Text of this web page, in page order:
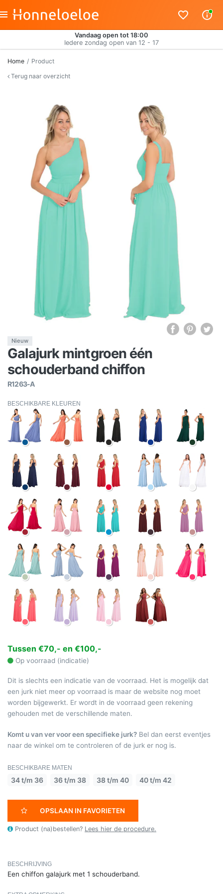
Vandaag open tot 18:00
Iedere zondag open van 12 - 17
Home
Product
Terug naar overzicht
Nieuw
Galajurk mintgroen één
schouderband chiffon
R1263-A
BESCHIKBARE KLEUREN
Tussen €70,- en €100,-
Op voorraad (indicatie)
Dit is slechts een indicatie van de voorraad. Het is mogelijk dat
een jurk niet meer op voorraad is maar de website nog moet
worden bijgewerkt. Er wordt in de voorraad geen rekening
gehouden met de verschillende maten.
Komt u van ver voor een specifieke jurk? Bel dan eerst eventjes
naar de winkel om te controleren of de jurk er nog is.
BESCHIKBARE MATEN
34 t/m 36 36 t/m 38 38 t/m 40 40 t/m 42
OPSLAAN IN FAVORIETEN
Product (na)bestellen? Lees hier de procedure.
BESCHRIJVING
Een chiffon galajurk met 1 schouderband.